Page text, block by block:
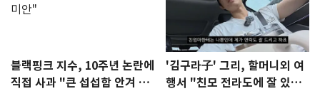
블랙핑크 지수, 10주년 논란에
직접 사과 "큰 섭섭함 안겨 미
'김구라子' 그리, 할머니외 여
행서 "친모 전라도에 잘 있